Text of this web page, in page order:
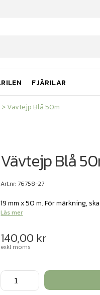
FJÄRILAR
>Vävtejp Blå 50m
Vävtejp Blå
Art.nr: 76758-27
19 mm x 50 m. För märkning,
Läs mer
140,00 kr
exkl moms
Vävtejp
Blå